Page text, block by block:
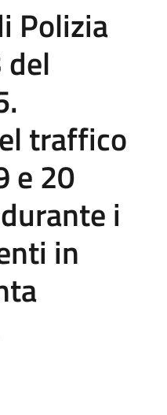
Polizia
del
traffico
e 20
i
in